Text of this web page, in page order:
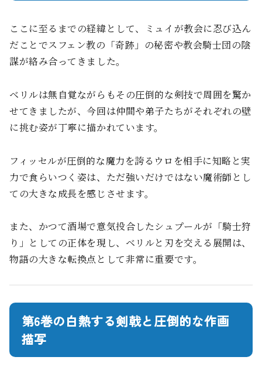
ここに至るまでの経緯として、ミュイが教会に忍び込ん
だことでスフェン教の「奇跡」の秘密や教会騎士団の陰
謀が絡み合ってきました。
ベリルは無自覚ながらもその圧倒的な剣技で周囲を驚か
せてきましたが、今回は仲間や弟子たちがそれぞれの壁
に挑む姿が丁寧に描かれています。
フィッセルが圧倒的な魔力を誇るウロを相手に知略と実
力で食らいつく姿は、ただ強いだけではない魔術師とし
ての大きな成長を感じさせます。
また、かつて酒場で意気投合したシュプールが「騎士狩
り」としての正体を現し、ベリルと刃を交える展開は、
物語の大きな転換点として非常に重要です。
第6巻の白熱する剣戟と圧倒的な作画
描写